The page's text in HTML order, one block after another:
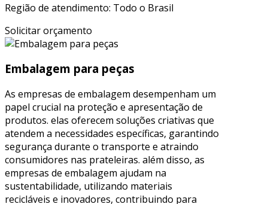
Região de atendimento: Todo o Brasil
Solicitar orçamento
Embalagem para peças
As empresas de embalagem desempenham um
papel crucial na proteção e apresentação de
produtos. elas oferecem soluções criativas que
atendem a necessidades específicas, garantindo
segurança durante o transporte e atraindo
consumidores nas prateleiras. além disso, as
empresas de embalagem ajudam na
sustentabilidade, utilizando materiais
recicláveis e inovadores, contribuindo para